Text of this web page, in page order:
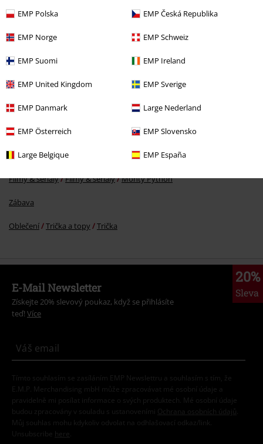
EMP Polska EMP Česká Republika
EMP Norge EMP Schweiz
EMP Suomi EMP Ireland
EMP United Kingdom EMP Sverige
EMP Danmark Large Nederland
EMP Österreich EMP Slovensko
Large Belgique EMP España
DMC Od
Kč 549,00
More categories. More options.
Novinky Oblečení Trička
Ženy Oblečení Trička
Filmy & seriály Filmy & seriály Monty Python
Zábava
Oblečení Trička a topy Trička
20%
Sleva
E-Mail Newsletter
Získejte 20% slevový poukaz, když se přihlásíte
teď! Více
Tímto souhlasím se zasíláním EMP Newslettru a souhlasím s tím, že
E.M.P. Merchandising mbH může zpracovávat mé osobní údaje a
pravidelně mi posílat informace o svých produktech. Mé osobní údaje
budou zpracovány v souladu s ustanoveními
Ochrana osobních údajů
Můj souhlas mohu kdykoliv odvolat na odhlašovací odkaz/link.
Unsubscribe here